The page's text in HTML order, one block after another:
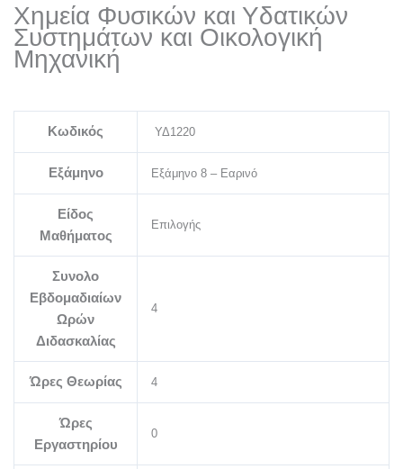
Χημεία Φυσικών και Υδατικών
Συστημάτων και Οικολογική
Μηχανική
Κωδικός ΥΔ1220
Εξάμηνο Εξάμηνο 8 – Εαρινό
Είδος
Μαθήματος
Επιλογής
Συνολο
Εβδομαδιαίων
Ωρών
Διδασκαλίας
4
Ώρες Θεωρίας 4
Ώρες
Εργαστηρίου
0